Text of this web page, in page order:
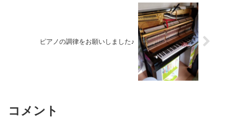
ピアノの調律をお願いしました♪
コメント